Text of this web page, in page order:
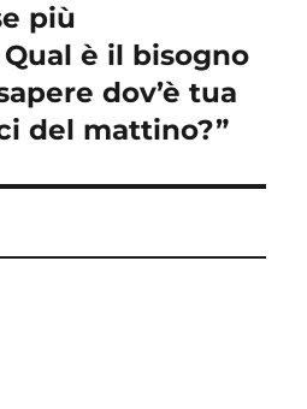
più
è il bisogno
dov’è tua
del mattino?”